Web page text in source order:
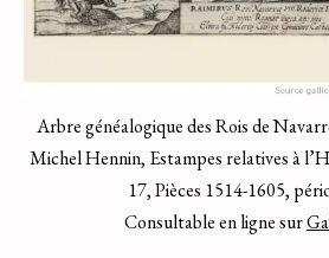
Arbre généalogique des Rois de
Michel Hennin, Estampes relatives à
17, Pièces 1514-1605,
Consultable en ligne sur